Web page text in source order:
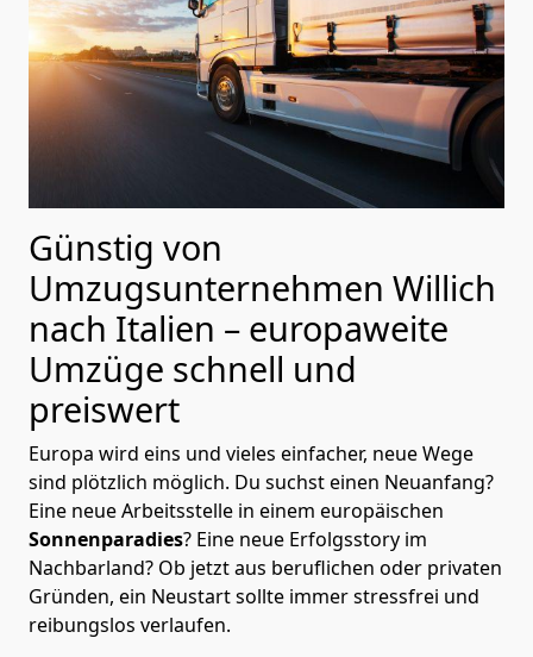
Günstig von
Umzugsunternehmen Willich
nach Italien – europaweite
Umzüge schnell und
preiswert
Europa wird eins und vieles einfacher, neue Wege
sind plötzlich möglich. Du suchst einen Neuanfang?
Eine neue Arbeitsstelle in einem europäischen
Sonnenparadies? Eine neue Erfolgsstory im
Nachbarland? Ob jetzt aus beruflichen oder privaten
Gründen, ein Neustart sollte immer stressfrei und
reibungslos verlaufen.